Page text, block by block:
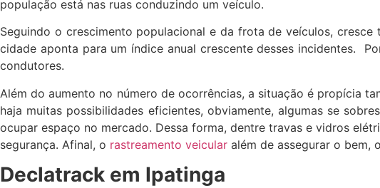
população está nas ruas conduzindo um veículo.
Seguindo o crescimento populacional e da frota de veículos,
cidade aponta para um índice anual crescente desses incidentes.
condutores.
Além do aumento no número de ocorrências, a situação é propícia
haja muitas possibilidades eficientes, obviamente, algumas se
ocupar espaço no mercado. Dessa forma, dentre travas e vidros
segurança. Afinal, o rastreamento veicular além de assegurar o bem,
Declatrack em Ipatinga